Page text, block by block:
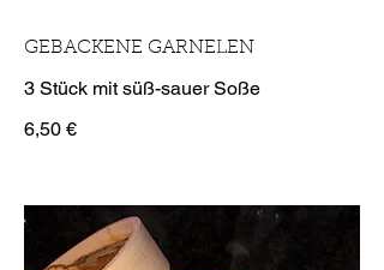
GEBACKENE GARNELEN
3 Stück mit süß-sauer Soße
6,50 €